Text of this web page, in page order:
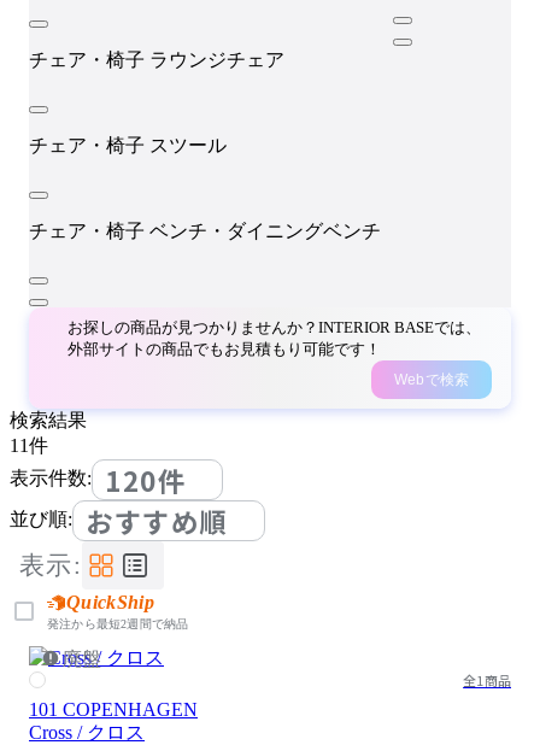
チェア・椅子 ラウンジチェア
チェア・椅子 スツール
チェア・椅子 ベンチ・ダイニングベンチ
お探しの商品が見つかりませんか？INTERIOR BASEでは、
外部サイトの商品でもお見積もり可能です！
Webで検索
検索結果
11件
表示件数:
120件
並び順: おすすめ順
表示:
QuickShip
発注から最短2週間で納品
廃盤
全1商品
101 COPENHAGEN
Cross / クロス